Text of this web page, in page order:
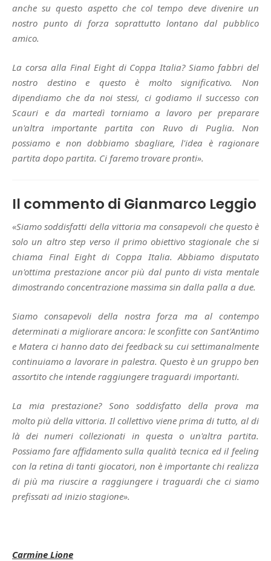
anche su questo aspetto che col tempo deve divenire un
nostro punto di forza soprattutto lontano dal pubblico
amico.
La corsa alla Final Eight di Coppa Italia? Siamo fabbri del
nostro destino e questo è molto significativo. Non
dipendiamo che da noi stessi, ci godiamo il successo con
Scauri e da martedì torniamo a lavoro per preparare
un'altra importante partita con Ruvo di Puglia. Non
possiamo e non dobbiamo sbagliare, l'idea è ragionare
partita dopo partita. Ci faremo trovare pronti».
Il commento di Gianmarco Leggio
«Siamo soddisfatti della vittoria ma consapevoli che questo è
solo un altro step verso il primo obiettivo stagionale che si
chiama Final Eight di Coppa Italia. Abbiamo disputato
un'ottima prestazione ancor più dal punto di vista mentale
dimostrando concentrazione massima sin dalla palla a due.
Siamo consapevoli della nostra forza ma al contempo
determinati a migliorare ancora: le sconfitte con Sant'Antimo
e Matera ci hanno dato dei feedback su cui settimanalmente
continuiamo a lavorare in palestra. Questo è un gruppo ben
assortito che intende raggiungere traguardi importanti.
La mia prestazione? Sono soddisfatto della prova ma
molto più della vittoria. Il collettivo viene prima di tutto, al di
là dei numeri collezionati in questa o un'altra partita.
Possiamo fare affidamento sulla qualità tecnica ed il feeling
con la retina di tanti giocatori, non è importante chi realizza
di più ma riuscire a raggiungere i traguardi che ci siamo
prefissati ad inizio stagione».
Carmine Lione